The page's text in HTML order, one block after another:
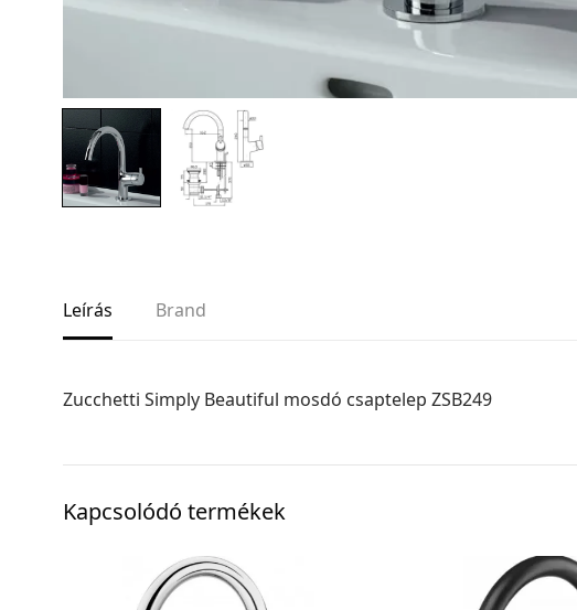
Leírás Brand
Zucchetti Simply Beautiful mosdó csaptelep ZSB249
Kapcsolódó termékek